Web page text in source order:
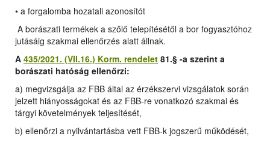
• a forgalomba hozatali azonosítót
A borászati termékek a szőlő telepítésétől a bor fogyasztóhoz
jutásáig szakmai ellenőrzés alatt állnak.
A 435/2021. (VII.16.) Korm. rendelet 81.§ -a szerint a
borászati hatóság ellenőrzi:
a) megvizsgálja az FBB által az érzékszervi vizsgálatok során
jelzett hiányosságokat és az FBB-re vonatkozó szakmai és
tárgyi követelmények teljesítését,
b) ellenőrzi a nyilvántartásba vett FBB-k jogszerű működését,